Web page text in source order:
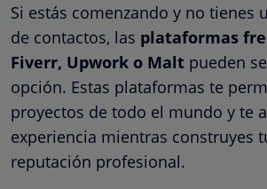
Si estás comenzando y no tienes
de contactos, las plataformas
Fiverr, Upwork o Malt pueden
opción. Estas plataformas te
proyectos de todo el mundo y te
experiencia mientras construyes
reputación profesional.